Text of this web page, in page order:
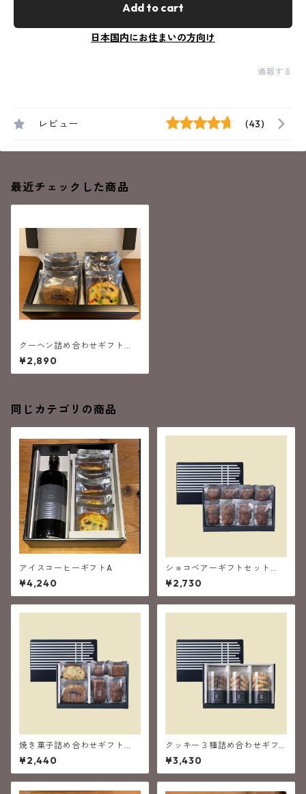
Add to cart
日本国内にお住まいの方向け
通報する
レビュー (43)
最近チェックした商品
クーヘン詰め合わせギフト
（６個入）
¥2,890
同じカテゴリの商品
アイスコーヒーギフトA
¥4,240
ショコベアーギフトセット
（８個入）
¥2,730
焼き菓子詰め合わせギフト
（６個入）
¥2,440
クッキー３種詰め合わせギフ
ト
¥3,430